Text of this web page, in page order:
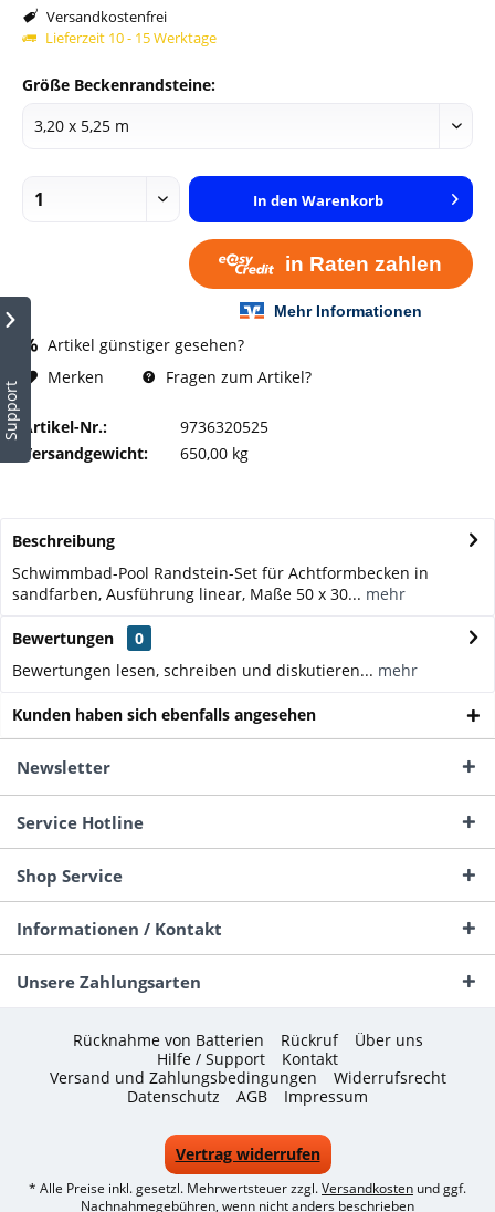
Support
Versandkostenfrei
Lieferzeit 10 - 15 Werktage
Größe Beckenrandsteine:
In den Warenkorb
Artikel günstiger gesehen?
Merken
Fragen zum Artikel?
Artikel-Nr.:
9736320525
Versandgewicht:
650,00 kg
Beschreibung
Schwimmbad-Pool Randstein-Set für Achtformbecken in
sandfarben, Ausführung linear, Maße 50 x 30... mehr
Bewertungen
0
Bewertungen lesen, schreiben und diskutieren... mehr
Kunden haben sich ebenfalls angesehen
Newsletter
Service Hotline
Shop Service
Informationen / Kontakt
Unsere Zahlungsarten
Rücknahme von Batterien Rückruf
Über uns
Hilfe / Support
Kontakt
Versand und Zahlungsbedingungen
Widerrufsrecht
Datenschutz
AGB Impressum
Vertrag widerrufen
* Alle Preise inkl. gesetzl. Mehrwertsteuer zzgl.Versandkosten und ggf.
Nachnahmegebühren, wenn nicht anders beschrieben